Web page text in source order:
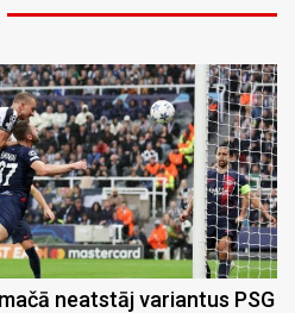
neatstāj variantus PSG